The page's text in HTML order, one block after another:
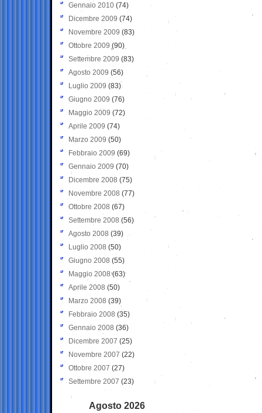
Gennaio 2010 (74)
Dicembre 2009 (74)
Novembre 2009 (83)
Ottobre 2009 (90)
Settembre 2009 (83)
Agosto 2009 (56)
Luglio 2009 (83)
Giugno 2009 (76)
Maggio 2009 (72)
Aprile 2009 (74)
Marzo 2009 (50)
Febbraio 2009 (69)
Gennaio 2009 (70)
Dicembre 2008 (75)
Novembre 2008 (77)
Ottobre 2008 (67)
Settembre 2008 (56)
Agosto 2008 (39)
Luglio 2008 (50)
Giugno 2008 (55)
Maggio 2008(63)
Aprile 2008 (50)
Marzo 2008 (39)
Febbraio 2008 (35)
Gennaio 2008 (36)
Dicembre 2007 (25)
Novembre 2007 (22)
Ottobre 2007 (27)
Settembre 2007 (23)
Agosto 2026